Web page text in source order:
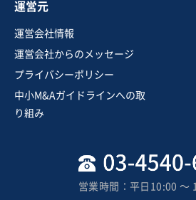
運営元
運営会社情報
運営会社からのメッセージ
プライバシーポリシー
中小M&Aガイドラインへの取
り組み
営業時間：平日10:00 〜